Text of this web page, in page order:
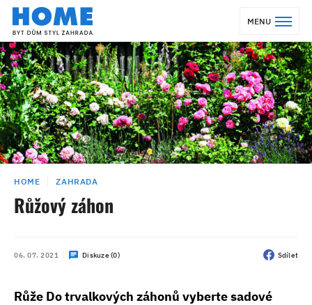
MENU
HOME ZAHRADA
Růžový záhon
06. 07. 2021 Diskuze (0) Sdílet
Růže Do trvalkových záhonů vyberte sadové